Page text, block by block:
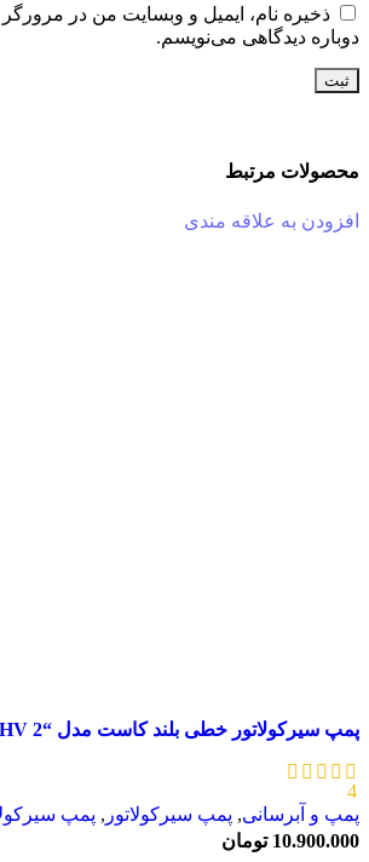
ذخیره نام، ایمیل و وبسایت من در
دوباره دیدگاهی می‌نویسم.
محصولات مرتبط
افزودن به علاقه مندی
پمپ سیرکولاتور خطی بلند کاست مدل “HV 2
4
پمپ و آبرسانی, پمپ سیرکولاتور , پمپ
10.900.000 تومان